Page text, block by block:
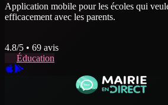
Application mobile pour les écoles qui
efficacement avec les parents.
4.8/5 • 69 avis
Éducation